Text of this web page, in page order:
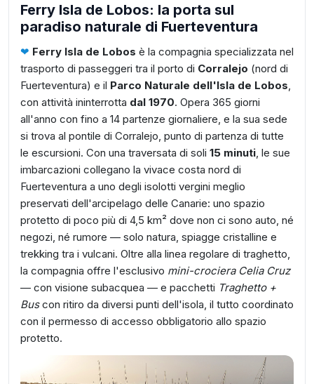
Ferry Isla de Lobos: la porta sul
paradiso naturale di Fuerteventura
❤︎ Ferry Isla de Lobos è la compagnia specializzata nel
trasporto di passeggeri tra il porto di Corralejo (nord di
Fuerteventura) e il Parco Naturale dell'Isla de Lobos
con attività ininterrotta dal 1970. Opera 365 giorni
all'anno con fino a 14 partenze giornaliere, e la sua sede
si trova al pontile di Corralejo, punto di partenza di tutte
le escursioni. Con una traversata di soli 15 minuti , le sue
imbarcazioni collegano la vivace costa nord di
Fuerteventura a uno degli isolotti vergini meglio
preservati dell'arcipelago delle Canarie: uno spazio
protetto di poco più di 4,5 km² dove non ci sono auto, né
negozi, né rumore — solo natura, spiagge cristalline e
trekking tra i vulcani. Oltre alla linea regolare di traghetto,
la compagnia offre l'esclusivo mini-crociera Celia Cruz
— con visione subacquea — e pacchetti Traghetto +
Buscon ritiro da diversi punti dell'isola, il tutto coordinato
con il permesso di accesso obbligatorio allo spazio
protetto.